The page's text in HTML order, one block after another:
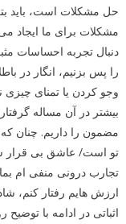
حل مشکلات است، باید
مشکلات برای ما ایجاد می
دنبال تجربه احساسات
را پس بزنیم، انگار در
وجو کردن یا تمنای چیزی
بیشتر در آن مساله
مضمون را داریم. چنان
تو است/ عاشق بی قرار شو
تجارب درونی منفی ام
ارزش هایم رفتار کنم،
اثباتی در ادامه با